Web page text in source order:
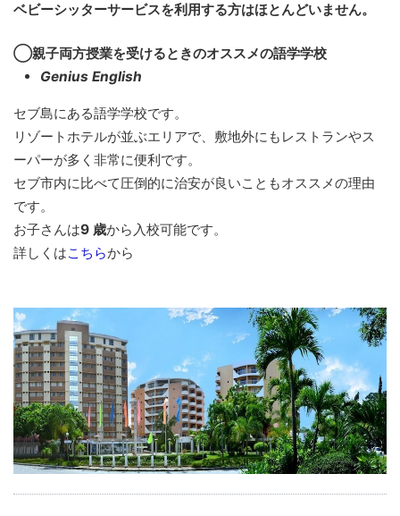
ベビーシッターサービスを利用する方はほとんどいません。
◯親子両方授業を受けるときのオススメの語学学校
Genius English
セブ島にある語学学校です。
リゾートホテルが並ぶエリアで、敷地外にもレストランやス
ーパーが多く非常に便利です。
セブ市内に比べて圧倒的に治安が良いこともオススメの理由
です。
お子さんは9 歳から入校可能です。
詳しくはこちらから